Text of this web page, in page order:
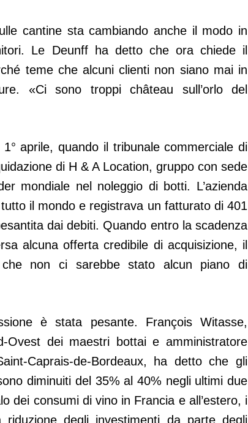
cantine sta cambiando anche il modo in
Le Deunff ha detto che ora chiede il
teme che alcuni clienti non siano mai in
«Ci sono troppi château sull’orlo del
aprile, quando il tribunale commerciale di
di H & A Location, gruppo con sede
mondiale nel noleggio di botti. L’azienda
il mondo e registrava un fatturato di 401
dai debiti. Quando entro la scadenza
alcuna offerta credibile di acquisizione, il
non ci sarebbe stato alcun piano di
è stata pesante. François Witasse,
Ovest dei maestri bottai e amministratore
Caprais-de-Bordeaux, ha detto che gli
diminuiti del 35% al 40% negli ultimi due
dei consumi di vino in Francia e all’estero, i
degli investimenti da parte degli